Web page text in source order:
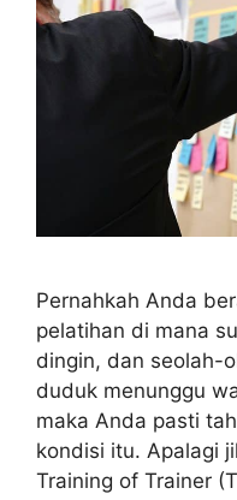
Pernahkah Anda
pelatihan di mana
dingin, dan seolah-
duduk menunggu
maka Anda pasti
kondisi itu. Apalagi
Training of Trainer